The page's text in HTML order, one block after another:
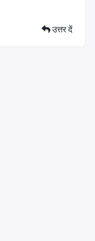
उत्तर दें